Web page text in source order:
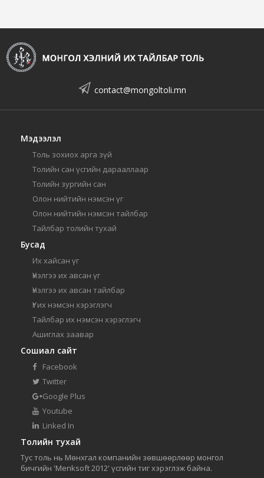
contact@mongoltoli.mn
Мэдээлэл
Толь зохиох арга зүй
Толийн сан үсгийн дарааллаар
Толийн зургийн сан
Олон нийтийн нэмсэн үг
Олон нийтийн нэмсэн тайлбар
Тайлбар толийн тухай
Бусад
Их хайсан үг
Үнэлгээ их авсан үг
Үнэлгээ их авсан тайлбар
Үг их нэмсэн хэрэглэгч
Тайлбар их нэмсэн хэрэглэгч
Ашиглах заавар
Сошиал сайт
Facebook
Twitter
Google Plus
Youtube
Linked In
Толийн тухай
Тус толь нь Мөнхгал компанийн зөвшөөрлөөр монгол
бичгийн 'Menksoft 2012' үсгийн тиг хэрэглэж байна.